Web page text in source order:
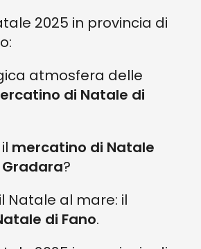
2025 in provincia di
atmosfera delle
di Natale di
mercatino di Natale
Gradara?
Natale al mare: il
di Fano.